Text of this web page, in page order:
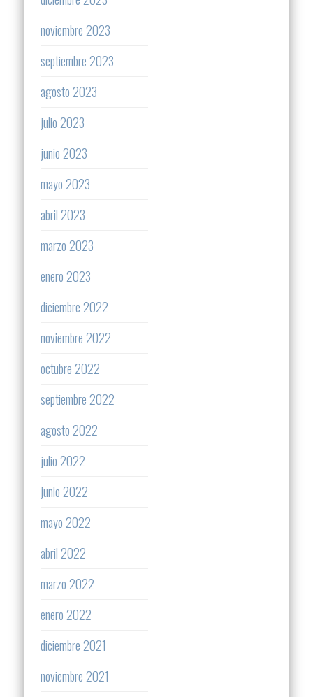
noviembre 2023
septiembre 2023
agosto 2023
julio 2023
junio 2023
mayo 2023
abril 2023
marzo 2023
enero 2023
diciembre 2022
noviembre 2022
octubre 2022
septiembre 2022
agosto 2022
julio 2022
junio 2022
mayo 2022
abril 2022
marzo 2022
enero 2022
diciembre 2021
noviembre 2021